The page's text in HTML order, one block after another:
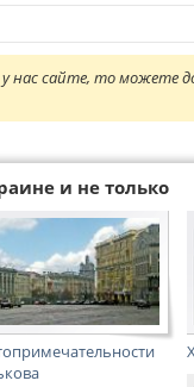
нас сайте, то можете
и не только